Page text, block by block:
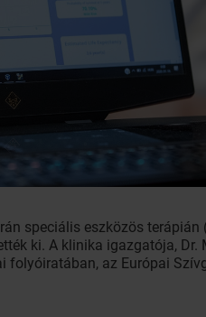
speciális eszközös
ki. A klinika igazgatója,
folyóiratában, az Európai